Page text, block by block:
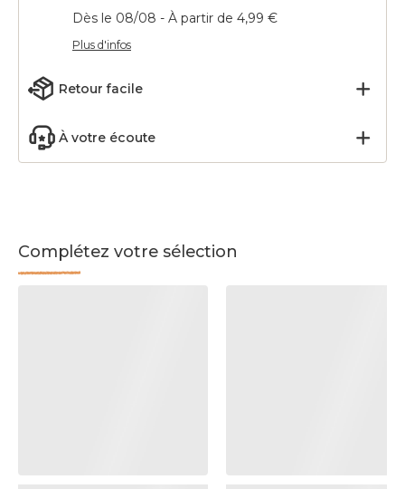
Dès le 08/08 - À partir de 4,99 €
Plus d'infos
Retour facile
À votre écoute
Complétez votre sélection